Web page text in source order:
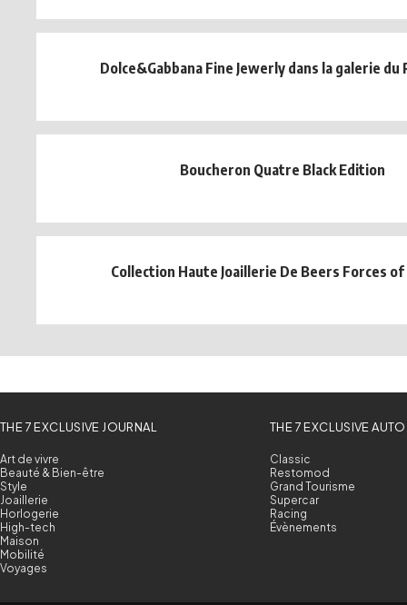
Dolce&Gabbana Fine Jewerly dans la galerie du
Boucheron Quatre Black Edition
Collection Haute Joaillerie De Beers Forces
THE 7 EXCLUSIVE JOURNAL
Art de vivre
Beauté & Bien-être
Style
Joaillerie
Horlogerie
High-tech
Maison
Mobilité
Voyages
THE 7 EXCLUSIVE AUTO
Classic
Restomod
Grand Tourisme
Supercar
Racing
Évènements